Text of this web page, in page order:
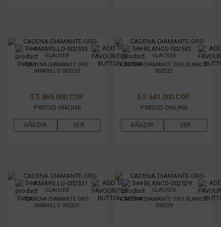
GLAUSER
CADENA DIAMANTE ORO
AMARILLO 002533
$ 5.869.000 COP
PRECIO ONLINE
AÑADIR VER
GLAUSER
CADENA DIAMANTE ORO BLANCO
002532
$ 5.641.000 COP
PRECIO ONLINE
AÑADIR VER
GLAUSER
CADENA DIAMANTE ORO
AMARILLO 002531
GLAUSER
CADENA DIAMANTE ORO BLANCO
002529